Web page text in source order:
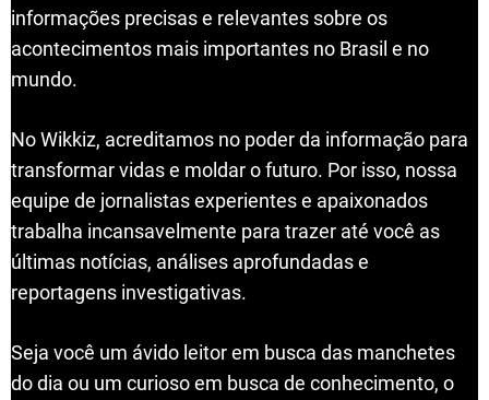
informações precisas e relevantes sobre os
acontecimentos mais importantes no Brasil e no
mundo.
No Wikkiz, acreditamos no poder da informação para
transformar vidas e moldar o futuro. Por isso, nossa
equipe de jornalistas experientes e apaixonados
trabalha incansavelmente para trazer até você as
últimas notícias, análises aprofundadas e
reportagens investigativas.
Seja você um ávido leitor em busca das manchetes
do dia ou um curioso em busca de conhecimento, o